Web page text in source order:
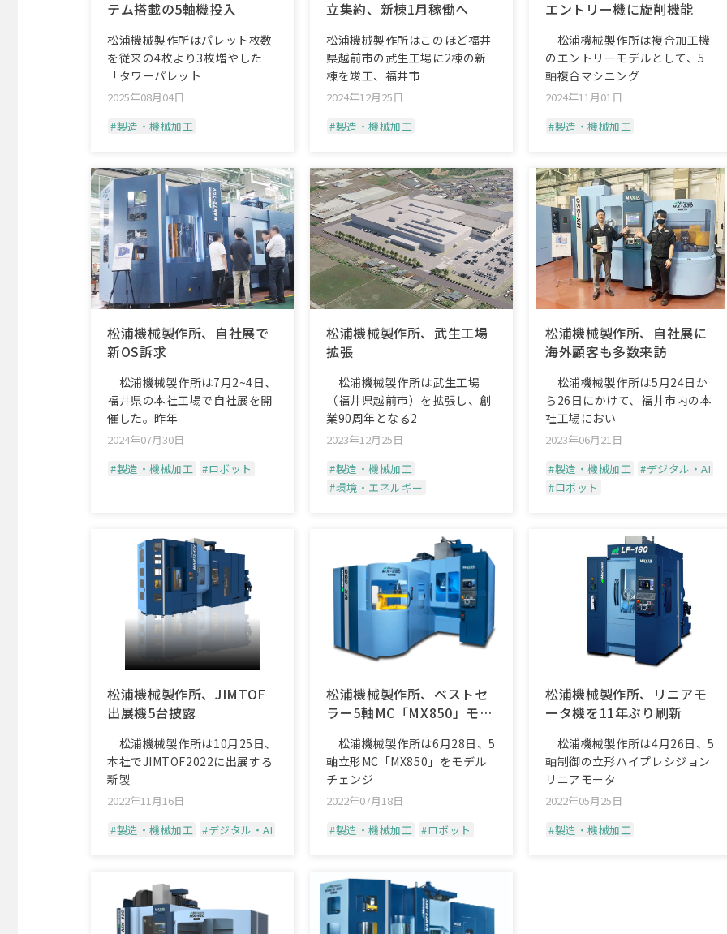
テム搭載の5軸機投入
松浦機械製作所はパレット枚数
を従来の4枚より3枚増やした
「タワーパレット
2025年08月04日
#製造・機械加工
立集約、新棟1月稼働へ
松浦機械製作所はこのほど福井
県越前市の武生工場に2棟の新
棟を竣工、福井市
2024年12月25日
#製造・機械加工
エントリー機に旋削機能
松浦機械製作所は複合加工機
のエントリーモデルとして、5
軸複合マシニング
2024年11月01日
#製造・機械加工
松浦機械製作所、自社展で
新OS訴求
松浦機械製作所は7月2~4日、
福井県の本社工場で自社展を開
催した。昨年
2024年07月30日
#製造・機械加工 #ロボット
松浦機械製作所、武生工場
拡張
松浦機械製作所は武生工場
（福井県越前市）を拡張し、創
業90周年となる2
2023年12月25日
#製造・機械加工
#環境・エネルギー
松浦機械製作所、自社展に
海外顧客も多数来訪
松浦機械製作所は5月24日か
ら26日にかけて、福井市内の本
社工場におい
2023年06月21日
#製造・機械加工 #デジタル・AI
#ロボット
松浦機械製作所、JIMTOF
出展機5台披露
松浦機械製作所は10月25日、
本社でJIMTOF2022に出展する
新製
2022年11月16日
#製造・機械加工 #デジタル・AI
松浦機械製作所、ベストセ
ラー5軸MC「MX850」モデ
松浦機械製作所は6月28日、5
軸立形MC「MX850」をモデル
チェンジ
2022年07月18日
#製造・機械加工 #ロボット
松浦機械製作所、リニアモ
ータ機を11年ぶり刷新
松浦機械製作所は4月26日、5
軸制御の立形ハイプレシジョン
リニアモータ
2022年05月25日
#製造・機械加工